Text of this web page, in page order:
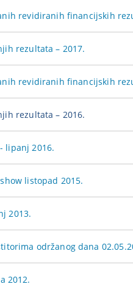
revidiranih financijskih
rezultata – 2017.
revidiranih financijskih
rezultata – 2016.
lipanj 2016.
listopad 2015.
2013.
održanog dana
2012.